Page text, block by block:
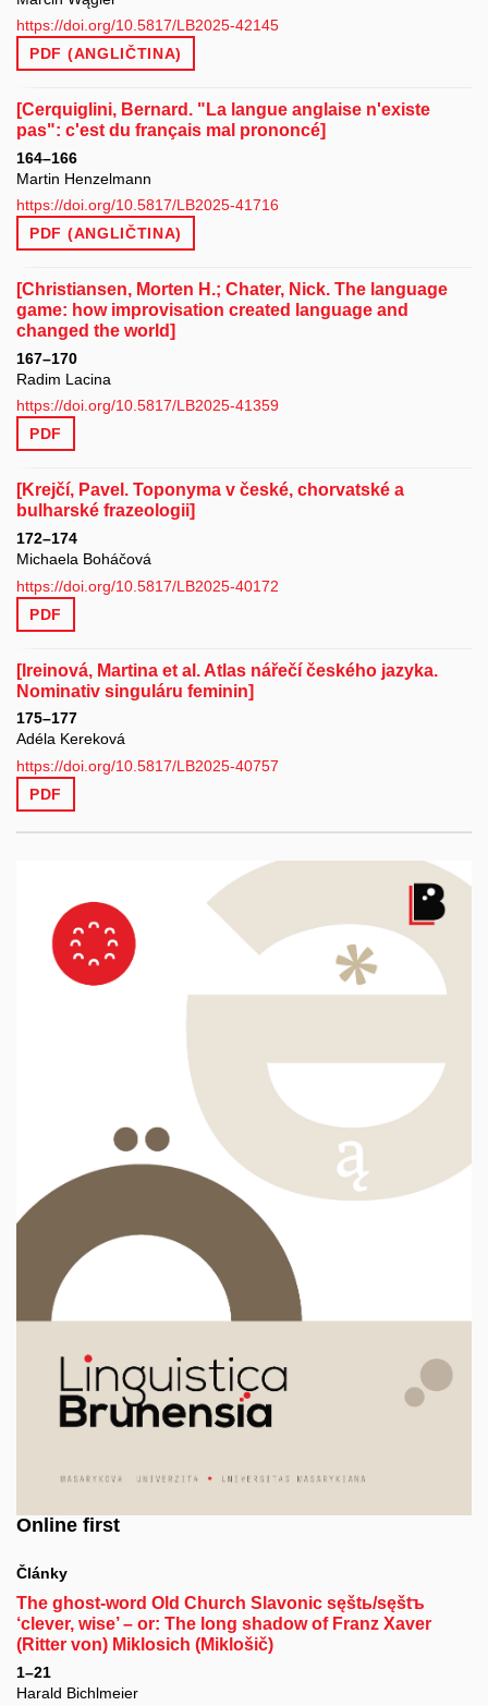
https://doi.org/10.5817/LB2025-42145
PDF (ANGLIČTINA)
[Cerquiglini, Bernard. "La langue anglaise n'existe
pas": c'est du français mal prononcé]
164–166
Martin Henzelmann
https://doi.org/10.5817/LB2025-41716
PDF (ANGLIČTINA)
[Christiansen, Morten H.; Chater, Nick. The language
game: how improvisation created language and
changed the world]
167–170
Radim Lacina
https://doi.org/10.5817/LB2025-41359
PDF
[Krejčí, Pavel. Toponyma v české, chorvatské a
bulharské frazeologii]
172–174
Michaela Boháčová
https://doi.org/10.5817/LB2025-40172
PDF
[Ireinová, Martina et al. Atlas nářečí českého jazyka.
Nominativ singuláru feminin]
175–177
Adéla Kereková
https://doi.org/10.5817/LB2025-40757
PDF
Online first
Články
The ghost-word Old Church Slavonic sęštь/sęštъ
‘clever, wise’ – or: The long shadow of Franz Xaver
(Ritter von) Miklosich (Miklošič)
1–21
Harald Bichlmeier